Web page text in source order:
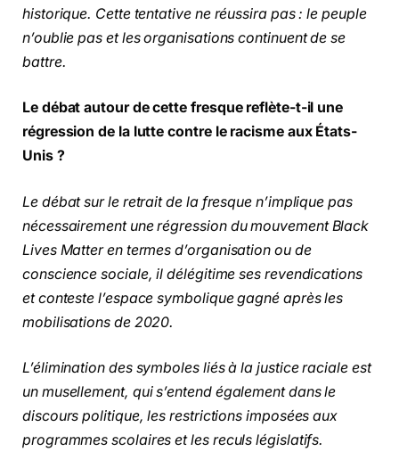
historique. Cette tentative ne réussira pas : le peuple
n’oublie pas et les organisations continuent de se
battre.
Le débat autour de cette fresque reflète-t-il une
régression de la lutte contre le racisme aux États-
Unis ?
Le débat sur le retrait de la fresque n’implique pas
nécessairement une régression du mouvement Black
Lives Matter en termes d’organisation ou de
conscience sociale, il délégitime ses revendications
et conteste l’espace symbolique gagné après les
mobilisations de 2020.
L’élimination des symboles liés à la justice raciale est
un musellement, qui s’entend également dans le
discours politique, les restrictions imposées aux
programmes scolaires et les reculs législatifs.